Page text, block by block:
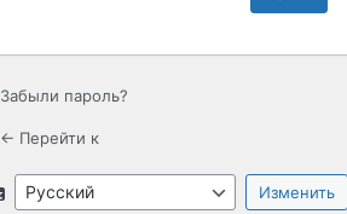
Забыли пароль?
← Перейти к
Язык